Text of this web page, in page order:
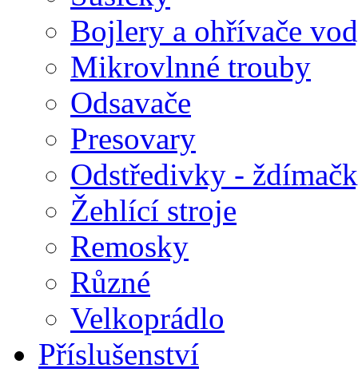
Bojlery a ohřívače
Mikrovlnné trouby
Odsavače
Presovary
Odstředivky -
Žehlící stroje
Remosky
Různé
Velkoprádlo
Příslušenství